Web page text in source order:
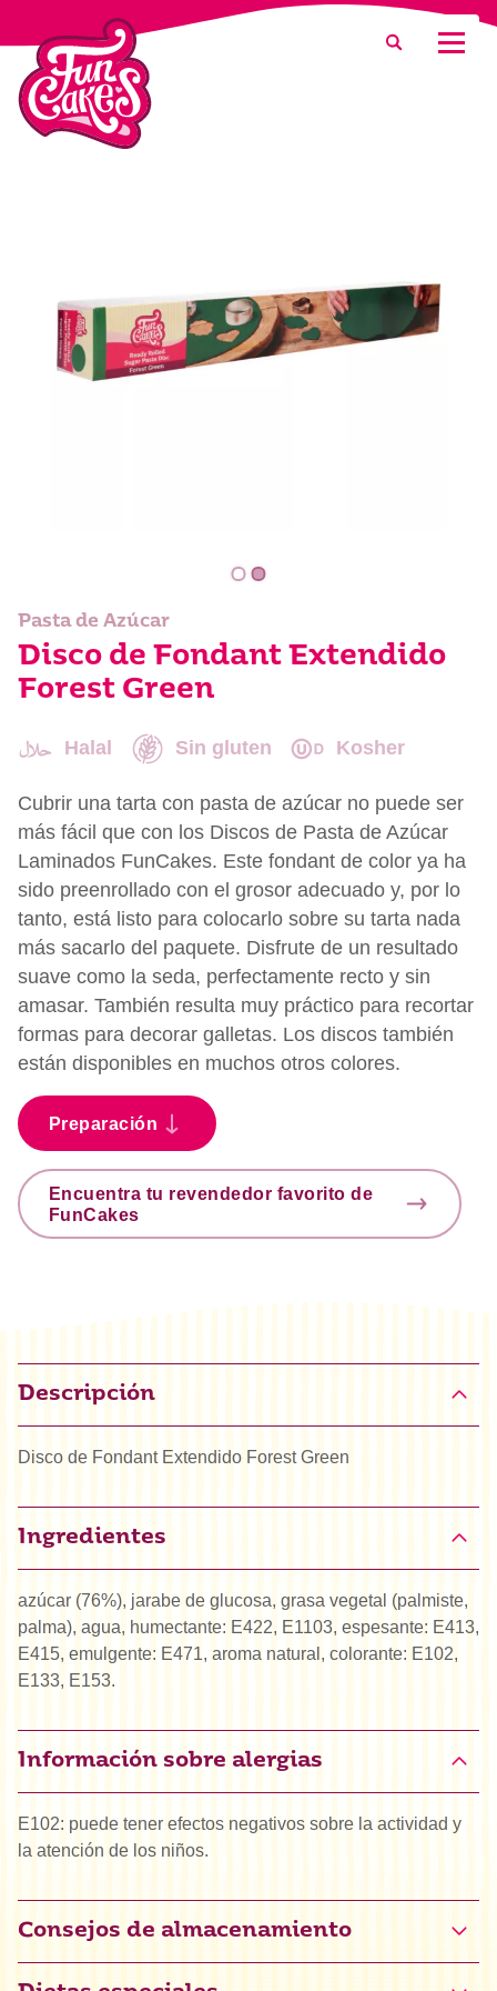
¿Qué estás buscando?
Pasta de Azúcar
Disco de Fondant Extendido
Forest Green
Halal Sin gluten Kosher
Cubrir una tarta con pasta de azúcar no puede ser
más fácil que con los Discos de Pasta de Azúcar
Laminados FunCakes. Este fondant de color ya ha
sido preenrollado con el grosor adecuado y, por lo
tanto, está listo para colocarlo sobre su tarta nada
más sacarlo del paquete. Disfrute de un resultado
suave como la seda, perfectamente recto y sin
amasar. También resulta muy práctico para recortar
formas para decorar galletas. Los discos también
están disponibles en muchos otros colores.
Preparación
Encuentra tu revendedor favorito de
FunCakes
Descripción
Disco de Fondant Extendido Forest Green
Ingredientes
azúcar (76%), jarabe de glucosa, grasa vegetal (palmiste,
palma), agua, humectante: E422, E1103, espesante: E413,
E415, emulgente: E471, aroma natural, colorante: E102,
E133, E153.
Información sobre alergias
E102: puede tener efectos negativos sobre la actividad y
la atención de los niños.
Consejos de almacenamiento